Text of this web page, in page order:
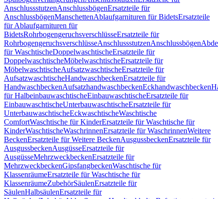
AnschlussstutzenAnschlussbögenErsatzteile für
AnschlussbögenManschettenAblaufgarnituren für BidetsErsatzteile
für Ablaufgarnituren für
BidetsRohrbogengeruchsverschlüsseErsatzteile für
RohrbogengeruchsverschlüsseAnschlussstutzenAnschlussbögen
für WaschtischeDoppelwaschtischeErsatzteile für
DoppelwaschtischeMöbelwaschtischeErsatzteile für
MöbelwaschtischeAufsatzwaschtischeErsatzteile für
AufsatzwaschtischeHandwaschbeckenErsatzteile für
HandwaschbeckenAufsatzhandwaschbeckenEckhandwaschbecken
für HalbeinbauwaschtischeEinbauwaschtischeErsatzteile für
EinbauwaschtischeUnterbauwaschtischeErsatzteile für
UnterbauwaschtischeEckwaschtischeWaschtische
ComfortWaschtische für KinderErsatzteile für Waschtische für
KinderWaschtischeWaschrinnenErsatzteile für WaschrinnenWeitere
BeckenErsatzteile für Weitere BeckenAusgussbeckenErsatzteile für
AusgussbeckenAusgüsseErsatzteile für
AusgüsseMehrzweckbeckenErsatzteile für
MehrzweckbeckenGipsfangbeckenWaschtische für
KlassenräumeErsatzteile für Waschtische für
KlassenräumeZubehörSäulenErsatzteile für
SäulenHalbsäulenErsatzteile für